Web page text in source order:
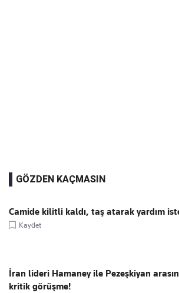
GÖZDEN KAÇMASIN
Camide kilitli kaldı, taş atarak yardım
Kaydet
İran lideri Hamaney ile Pezeşkiyan
kritik görüşme!